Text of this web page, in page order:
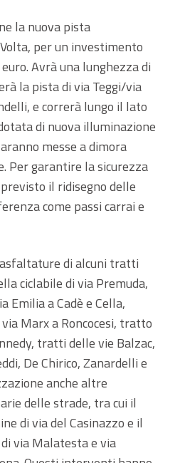
la nuova pista
per un investimento
Avrà una lunghezza di
la pista di via Teggi/via
e correrà lungo il lato
di nuova illuminazione
messe a dimora
Per garantire la sicurezza
il ridisegno delle
come passi carrai e
di alcuni tratti
ciclabile di via Premuda,
Emilia a Cadè e Cella,
Marx a Roncocesi, tratto
tratti delle vie Balzac,
De Chirico, Zanardelli e
anche altre
delle strade, tra cui il
di via del Casinazzo e il
via Malatesta e via